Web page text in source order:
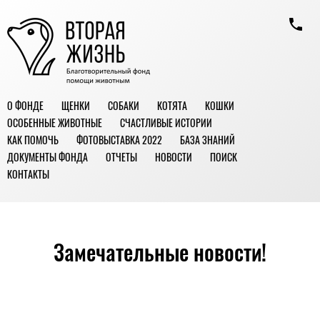
О ФОНДЕ ЩЕНКИ СОБАКИ КОТЯТА
КОШКИ
ОСОБЕННЫЕ ЖИВОТНЫЕ
СЧАСТЛИВЫЕ ИСТОРИИ
КАК ПОМОЧЬ
ФОТОВЫСТАВКА 2022
БАЗА ЗНАНИЙ
ДОКУМЕНТЫ ФОНДА
ОТЧЕТЫ НОВОСТИ
ПОИСК
КОНТАКТЫ
Замечательные новости!